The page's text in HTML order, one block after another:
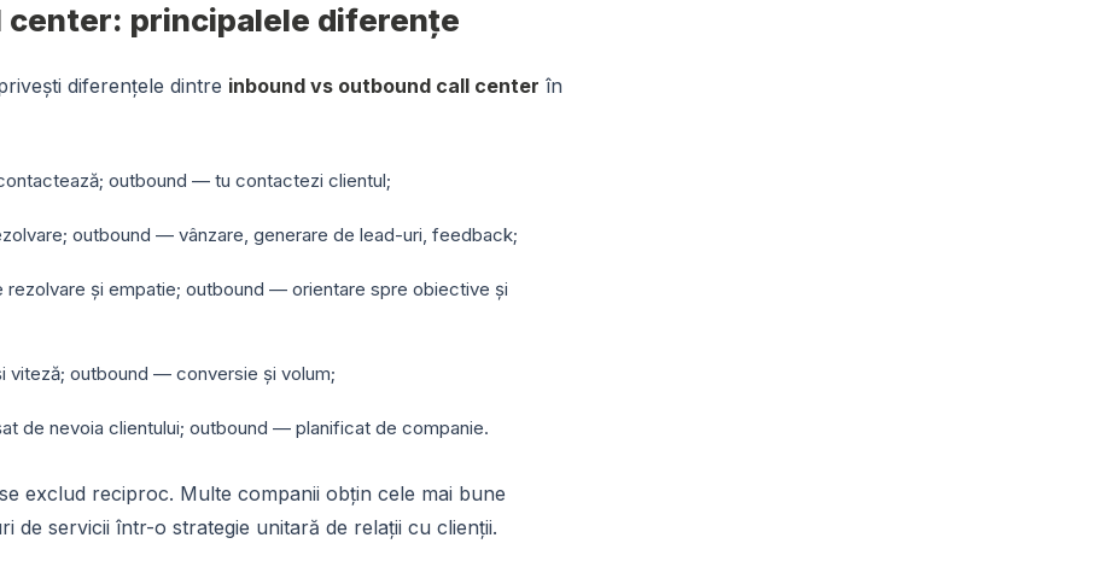
center: principalele diferențe
diferențele dintre inbound vs outbound call center în
outbound — tu contactezi clientul;
outbound — vânzare, generare de lead-uri, feedback;
și empatie; outbound — orientare spre obiective și
outbound — conversie și volum;
de nevoia clientului; outbound — planificat de companie.
exclud reciproc. Multe companii obțin cele mai bune
de servicii într-o strategie unitară de relații cu clienții.